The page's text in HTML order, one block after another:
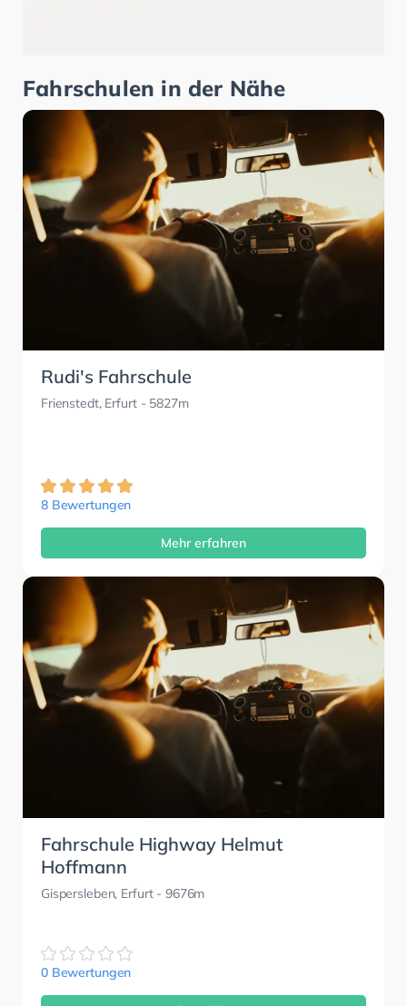
Fahrschulen in der Nähe
Rudi's Fahrschule
Frienstedt, Erfurt- 5827m
8 Bewertungen
Mehr erfahren
Fahrschule Highway Helmut
Hoffmann
Gispersleben, Erfurt- 9676m
0 Bewertungen